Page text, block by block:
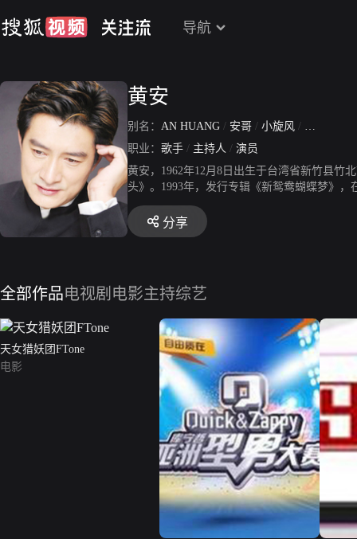
导航
黄安
别名： AN HUANG / 安哥 / 小旋风 / 安公子
职业： 歌手 / 主持人 / 演员
黄安，1962年12月8日出生于台湾省新竹县竹
头》。1993年，发行专辑《新鸳鸯蝴蝶梦》，
连续剧《达摩》创作片头、片尾曲《奈何两
咒》。2002年5月，发行单曲《好运相随》，
电视台《你最有才》节目多期评委。2012年1
分享
全部作品电视剧 电影主持综艺
天女猎妖团FTone
电影